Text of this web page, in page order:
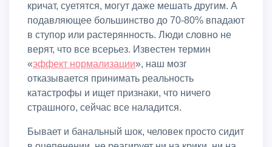
кричат, суетятся, могут даже мешать другим. А
подавляющее большинство до 70-80% впадают
в ступор или растерянность. Люди словно не
верят, что все всерьез. Известен термин
«эффект нормализации», наш мозг
отказывается принимать реальность
катастрофы и ищет признаки, что ничего
страшного, сейчас все наладится.
Бывает и банальный шок, человек просто сидит